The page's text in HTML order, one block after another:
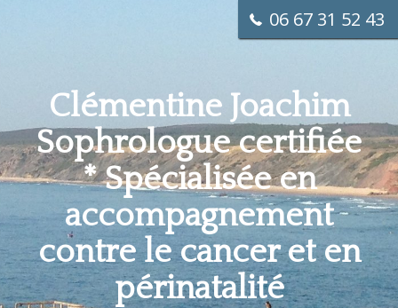
06 67 31 52 43
Clémentine Joachim
Sophrologue certifiée
* Spécialisée en
accompagnement
contre le cancer et en
périnatalité